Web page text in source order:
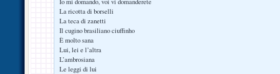
La ricotta di borselli
La teca di zanetti
Il cugino brasiliano ciuffinho
È molto sana
Lui, lei e l’altra
L’ambrosiana
Le leggi di lui